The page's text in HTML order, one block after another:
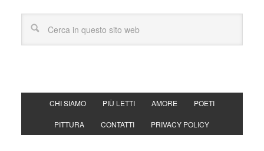
CHI SIAMO PIÙ LETTI AMORE POETI
PITTURA CONTATTI PRIVACY POLICY